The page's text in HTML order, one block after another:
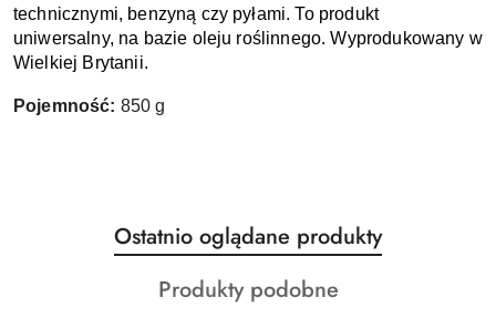
technicznymi, benzyną czy pyłami. To produkt
uniwersalny, na bazie oleju roślinnego. Wyprodukowany w
Wielkiej Brytanii.
Pojemność: 850 g
Pomiń karuzelę produktów
Produkty
o
statusie:
Ostatnio oglądane produkty
Produkty
Produkty podobne